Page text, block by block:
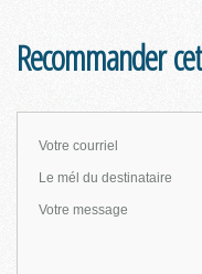
Recommander
Votre courriel
Le mél du destinataire
Votre message